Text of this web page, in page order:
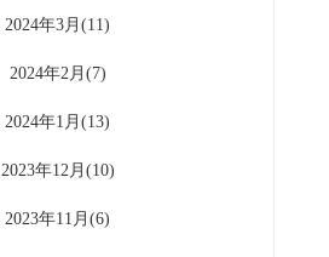
2024年3月(11)
2024年2月(7)
2024年1月(13)
2023年12月(10)
2023年11月(6)